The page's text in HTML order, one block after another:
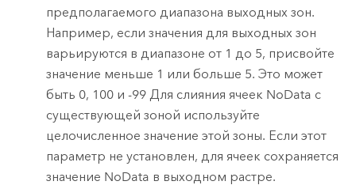
предполагаемого диапазона выходных зон.
Например, если значения для выходных зон
варьируются в диапазоне от 1 до 5, присвойте
значение меньше 1 или больше 5. Это может
быть 0, 100 и -99 Для слияния ячеек NoData с
существующей зоной используйте
целочисленное значение этой зоны. Если этот
параметр не установлен, для ячеек сохраняется
значение NoData в выходном растре.